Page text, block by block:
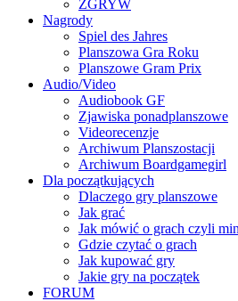
ZGRYW
Nagrody
Spiel des Jahres
Planszowa Gra Roku
Planszowe Gram Prix
Audio/Video
Audiobook GF
Zjawiska ponadplanszowe
Videorecenzje
Archiwum Planszostacji
Archiwum Boardgamegirl
Dla początkujących
Dlaczego gry planszowe
Jak grać
Jak mówić o grach czyli
Gdzie czytać o grach
Jak kupować gry
Jakie gry na początek
FORUM